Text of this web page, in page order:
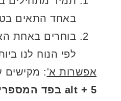
באחד התאים
בוחרים באחת
לפי הנוח לנו
אפשרות א': מקישים
alt + 5 בפד המספרים